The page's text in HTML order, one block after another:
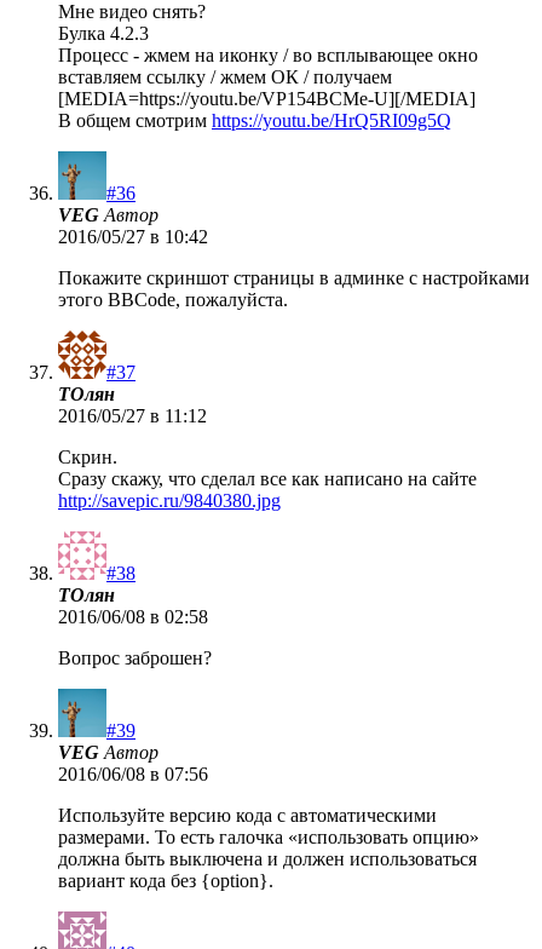
Мне видео снять?
Булка 4.2.3
Процесс - жмем на иконку / во всплывающее окно
вставляем ссылку / жмем ОК / получаем
[MEDIA=https://youtu.be/VP154BCMe-U][/MEDIA]
В общем смотрим https://youtu.be/HrQ5RI09g5Q
#36
VEG Автор
2016/05/27 в 10:42
Покажите скриншот страницы в админке с настройками
этого BBCode, пожалуйста.
#37
ТОлян
2016/05/27 в 11:12
Скрин.
Сразу скажу, что сделал все как написано на сайте
http://savepic.ru/9840380.jpg
#38
ТОлян
2016/06/08 в 02:58
Вопрос заброшен?
#39
VEG Автор
2016/06/08 в 07:56
Используйте версию кода с автоматическими
размерами. То есть галочка «использовать опцию»
должна быть выключена и должен использоваться
вариант кода без {option}.